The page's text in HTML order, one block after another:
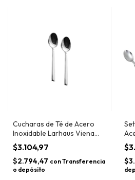
Cucharas de Té de Acero
Inoxidable Larhaus Viena
15,8cm
$3.104,97
$2.794,47 conTransferencia
o depósito